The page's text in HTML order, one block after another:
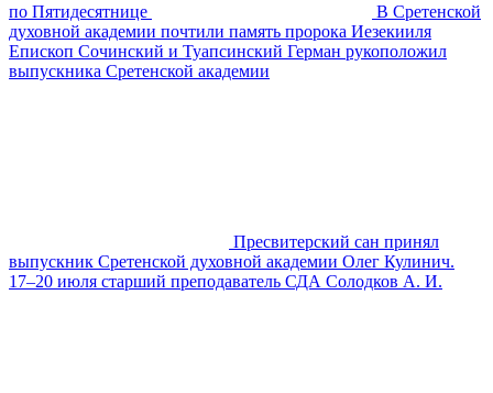
по Пятидесятнице
В Сретенской
духовной академии почтили память пророка Иезекииля
Епископ Сочинский и Туапсинский Герман рукоположил
выпускника Сретенской академии
Пресвитерский сан принял
выпускник Сретенской духовной академии Олег Кулинич.
17–20 июля старший преподаватель СДА Солодков А. И.